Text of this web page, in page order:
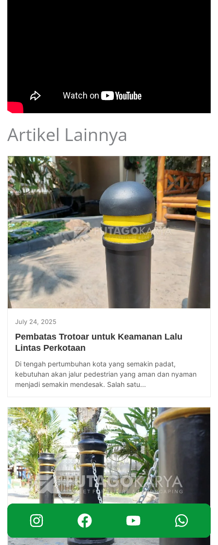
Artikel Lainnya
July 24, 2025
Pembatas Trotoar untuk Keamanan Lalu
Lintas Perkotaan
Di tengah pertumbuhan kota yang semakin padat,
kebutuhan akan jalur pedestrian yang aman dan nyaman
menjadi semakin mendesak. Salah satu...